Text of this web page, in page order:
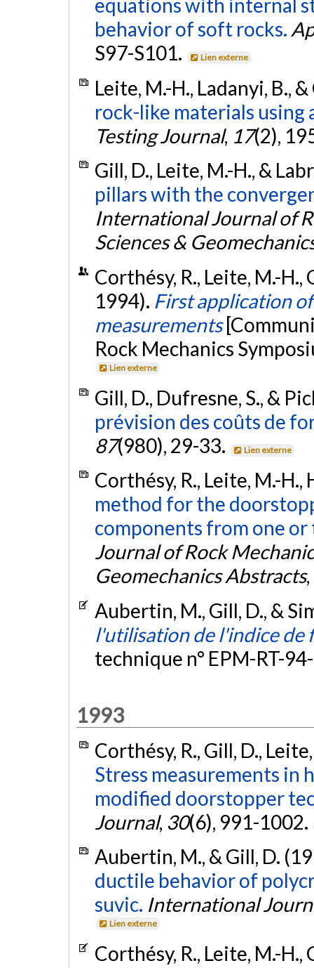
equations with internal
behavior of soft rocks.
S97-S101.
Lien externe
Leite, M.-H., Ladanyi, B.,
rock-like materials using
Testing Journal, 17(2),
Gill, D., Leite, M.-H., &
pillars with the
International Journal of
Sciences &
Corthésy, R., Leite, M.-H.,
1994). First application
measurements
Rock Mechanics
Lien externe
Gill, D., Dufresne, S., &
prévision des coûts de
87(980), 29-33. Lien externe
Corthésy, R., Leite, M.-H.,
method for the
components from one
Journal of Rock
Geomechanics Abstracts,
Aubertin, M., Gill, D., &
l'utilisation de l'indice
technique n° EPM-RT-
1993
Corthésy, R., Gill, D.,
Stress measurements in
modified doorstopper
Journal, 30(6), 991-1002.
Aubertin, M., & Gill, D.
ductile behavior of
suvic. International
Lien externe
Corthésy, R., Leite, M.-H.,